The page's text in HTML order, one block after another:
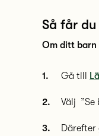
Så får
Om ditt barn
Gå till
Välj ”Se
Därefter